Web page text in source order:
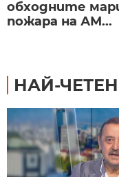
обходните
пожара на АМ...
НАЙ-